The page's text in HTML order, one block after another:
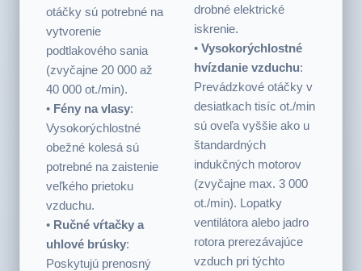
zahŕňajú:
•Vysávače
otáčky sú potrebné na
vytvorenie
podtlakového sania
(zvyčajne 20 000 až
40 000 ot./min).
•Fény na vlasy:
Vysokorýchlostné
obežné kolesá sú
potrebné na zaistenie
veľkého prietoku
vzduchu.
•Ručné vŕtačky a
intenzívne zvuky
fyzického trenia a
drobné elektrické
iskrenie.
•Vysokorýchlostné
hvízdanie vzduchu:
Prevádzkové otáčky v
desiatkach tisíc ot./min
sú oveľa vyššie ako u
štandardných
indukčných motorov
(zvyčajne max. 3 000
ot./min). Lopatky
ventilátora alebo jadro